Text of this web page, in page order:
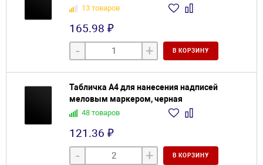
13 товаров
165.98 ₽
- + В КОРЗИНУ
Табличка А4 для нанесения надписей
меловым маркером, черная
48 товаров
121.36 ₽
- + В КОРЗИНУ